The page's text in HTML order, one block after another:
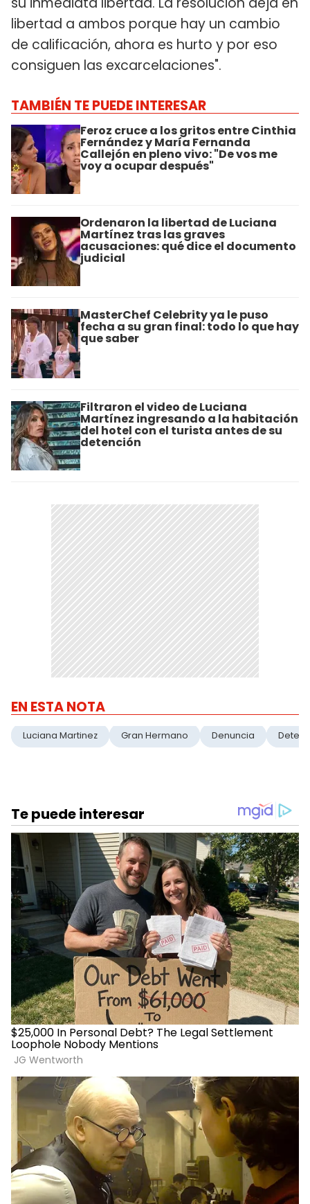
libertad a ambos porque hay un cambio
de calificación, ahora es hurto y por eso
consiguen las excarcelaciones".
TAMBIÉN TE PUEDE INTERESAR
Feroz cruce a los gritos entre Cinthia
Fernández y María Fernanda
Callejón en pleno vivo: "De vos me
voy a ocupar después"
Ordenaron la libertad de Luciana
Martínez tras las graves
acusaciones: qué dice el documento
judicial
MasterChef Celebrity ya le puso
fecha a su gran final: todo lo que hay
que saber
Filtraron el video de Luciana
Martínez ingresando a la habitación
del hotel con el turista antes de su
detención
EN ESTA NOTA
Luciana Martinez Gran Hermano Denuncia